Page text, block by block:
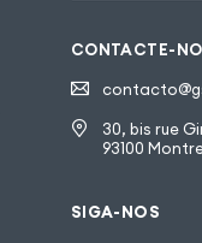
CONTACTE-
30, bis rue
93100
SIGA-NOS